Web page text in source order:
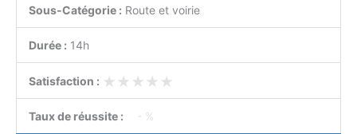
Sous-Catégorie : Route et voirie
Durée : 14h
Satisfaction : ★★★★★
★★★★★
Taux de réussite : - %